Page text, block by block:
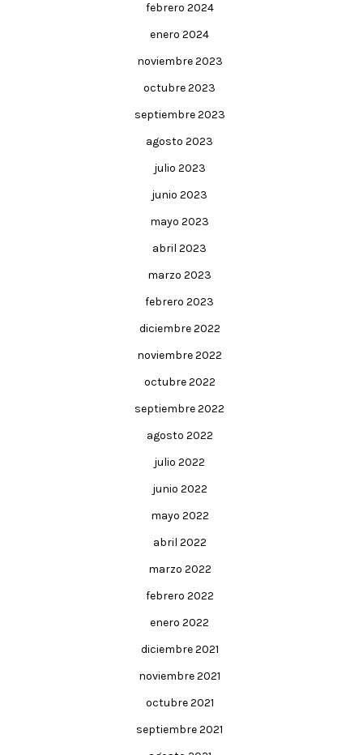
febrero 2024
enero 2024
noviembre 2023
octubre 2023
septiembre 2023
agosto 2023
julio 2023
junio 2023
mayo 2023
abril 2023
marzo 2023
febrero 2023
diciembre 2022
noviembre 2022
octubre 2022
septiembre 2022
agosto 2022
julio 2022
junio 2022
mayo 2022
abril 2022
marzo 2022
febrero 2022
enero 2022
diciembre 2021
noviembre 2021
octubre 2021
septiembre 2021